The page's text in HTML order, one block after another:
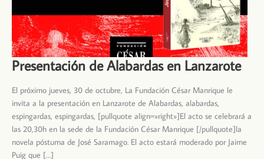
Presentación de Alabardas en Lanzarote
El próximo jueves, 30 de octubre, La Fundación César Manrique le
invita a la presentación en Lanzarote de Alabardas, alabardas,
espingardas, espingardas, [pullquote align=»right»]El acto se celebrará a
las 20,30h en la sede de la Fundación César Manrique [/pullquote]la
novela póstuma de José Saramago. El acto estará moderado por Jaime
Puig que […]